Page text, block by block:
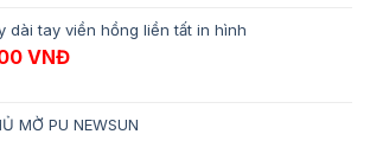
dài tay viền hồng liền tất in hình
VNĐ
MỜ PU NEWSUN